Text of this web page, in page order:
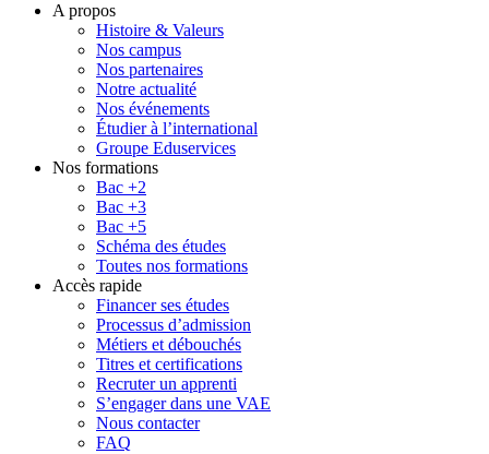
A propos
Histoire & Valeurs
Nos campus
Nos partenaires
Notre actualité
Nos événements
Étudier à l’international
Groupe Eduservices
Nos formations
Bac +2
Bac +3
Bac +5
Schéma des études
Toutes nos formations
Accès rapide
Financer ses études
Processus d’admission
Métiers et débouchés
Titres et certifications
Recruter un apprenti
S’engager dans une VAE
Nous contacter
FAQ